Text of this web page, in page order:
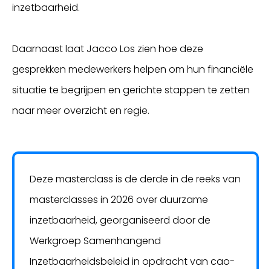
inzetbaarheid.
Daarnaast laat Jacco Los zien hoe deze
gesprekken medewerkers helpen om hun financiële
situatie te begrijpen en gerichte stappen te zetten
naar meer overzicht en regie.
Deze masterclass is de derde in de reeks van
masterclasses in 2026 over duurzame
inzetbaarheid, georganiseerd door de
Werkgroep Samenhangend
Inzetbaarheidsbeleid in opdracht van cao-